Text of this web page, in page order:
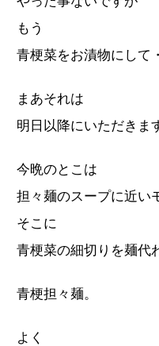
もう
青梗菜をお漬物にして
まあそれは
明日以降にいただきま
今晩のとこは
担々麺のスープに近い
そこに
青梗菜の細切りを麺代
青梗担々麺。
よく